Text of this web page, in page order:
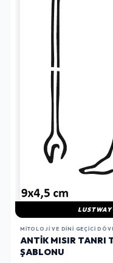
LUSTWAY
MITOLOJI VE DINI GEÇICI
ANTIK MISIR TANRI
ŞABLONU